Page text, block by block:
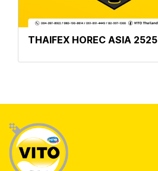
THAIFEX HOREC ASIA 2525